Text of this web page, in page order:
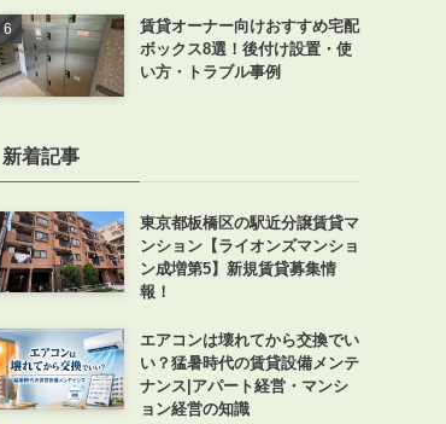
賃貸オーナー向けおすすめ宅配
ボックス8選！後付け設置・使
い方・トラブル事例
新着記事
東京都板橋区の駅近分譲賃貸マ
ンション【ライオンズマンショ
ン成増第5】新規賃貸募集情
報！
エアコンは壊れてから交換でい
い？猛暑時代の賃貸設備メンテ
ナンス|アパート経営・マンシ
ョン経営の知識